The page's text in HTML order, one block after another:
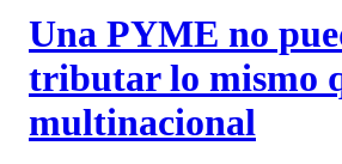
Una PYME no
tributar lo mismo
multinacional